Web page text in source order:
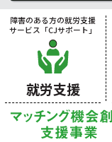
障害のある方の就労支援
サービス「CJサポート」
就労支援